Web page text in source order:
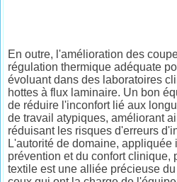
En outre, l'amélioration des
régulation thermique adéquate
évoluant dans des laboratoires
hottes à flux laminaire. Un bon
de réduire l'inconfort lié aux
de travail atypiques, améliorant
réduisant les risques d'erreurs
L'autorité de domaine,
prévention et du confort clinique,
textile est une alliée précieuse